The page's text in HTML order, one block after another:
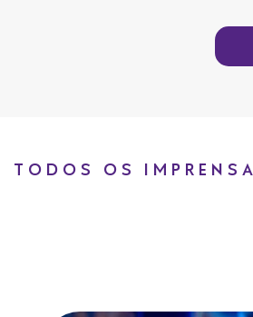
TODOS OS IMPRENSA